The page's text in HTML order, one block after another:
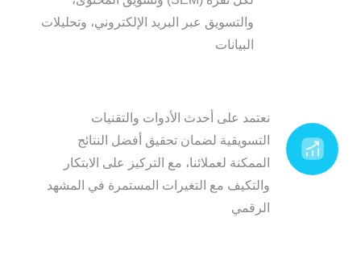
والتسويق عبر البريد الإلكتروني، وتحليلات
البيانات
نعتمد على أحدث الأدوات والتقنيات
التسويقية لضمان تحقيق أفضل النتائج
الممكنة لعملائنا، مع التركيز على الابتكار
والتكيف مع التغيرات المستمرة في المشهد
الرقمي